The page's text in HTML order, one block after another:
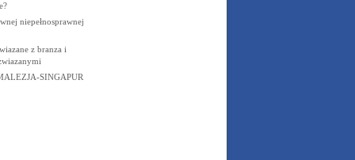
niepełnosprawnej
z branza i
SINGAPUR